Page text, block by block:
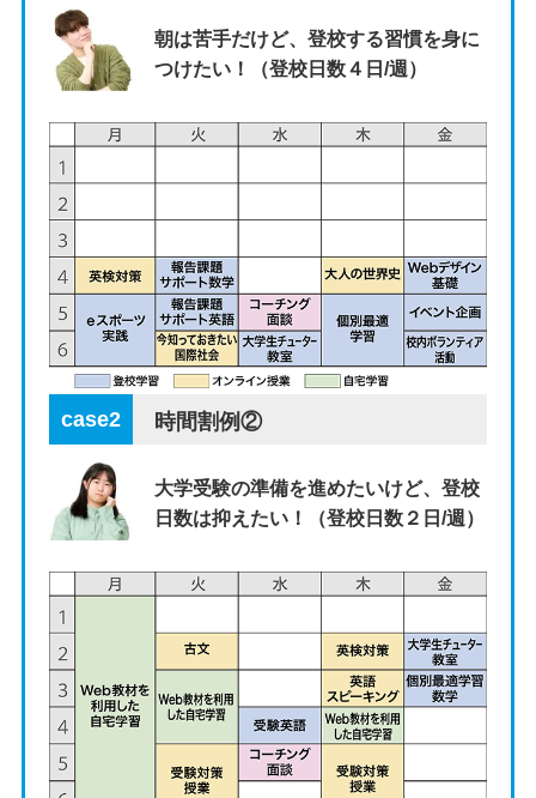
朝は苦手だけど、登校する習慣を身に
つけたい！（登校日数４日/週）
case2 時間割例②
大学受験の準備を進めたいけど、登校
日数は抑えたい！（登校日数２日/週）